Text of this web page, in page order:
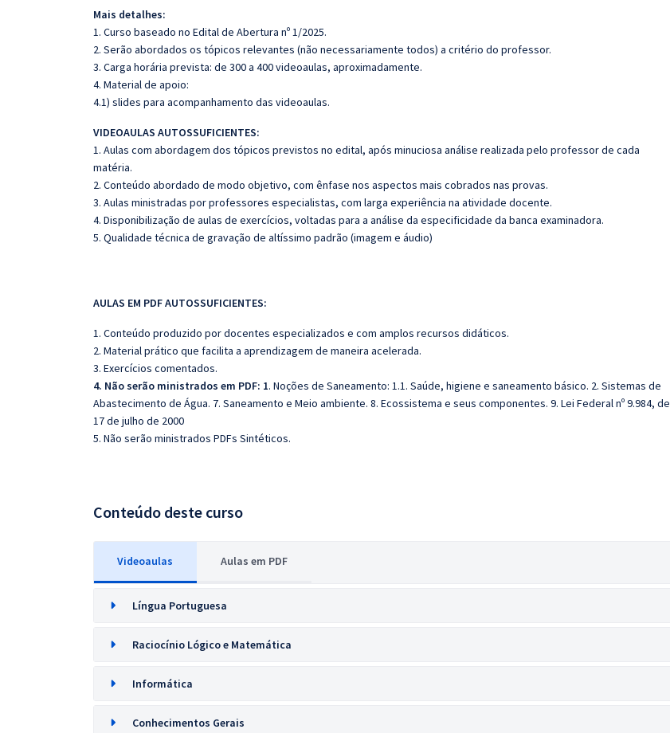
Mais detalhes:
1. Curso baseado no Edital de Abertura nº 1/2025.
2. Serão abordados os tópicos relevantes (não necessariamente todos) a critério do professor.
3. Carga horária prevista: de 300 a 400 videoaulas, aproximadamente.
4. Material de apoio:
4.1) slides para acompanhamento das videoaulas.
VIDEOAULAS AUTOSSUFICIENTES:
1. Aulas com abordagem dos tópicos previstos no edital, após minuciosa análise realizada pelo professor de cada
matéria.
2. Conteúdo abordado de modo objetivo, com ênfase nos aspectos mais cobrados nas provas.
3. Aulas ministradas por professores especialistas, com larga experiência na atividade docente.
4. Disponibilização de aulas de exercícios, voltadas para a análise da especificidade da banca examinadora.
5. Qualidade técnica de gravação de altíssimo padrão (imagem e áudio)
AULAS EM PDF AUTOSSUFICIENTES:
1. Conteúdo produzido por docentes especializados e com amplos recursos didáticos.
2. Material prático que facilita a aprendizagem de maneira acelerada.
3. Exercícios comentados.
4. Não serão ministrados em PDF: 1. Noções de Saneamento: 1.1. Saúde, higiene e saneamento básico. 2. Sistemas de
Abastecimento de Água. 7. Saneamento e Meio ambiente. 8. Ecossistema e seus componentes. 9. Lei Federal nº 9.984, de
17 de julho de 2000
5. Não serão ministrados PDFs Sintéticos.
Conteúdo deste curso
Videoaulas Aulas em PDF
Língua Portuguesa
Raciocínio Lógico e Matemática
Informática
Conhecimentos Gerais